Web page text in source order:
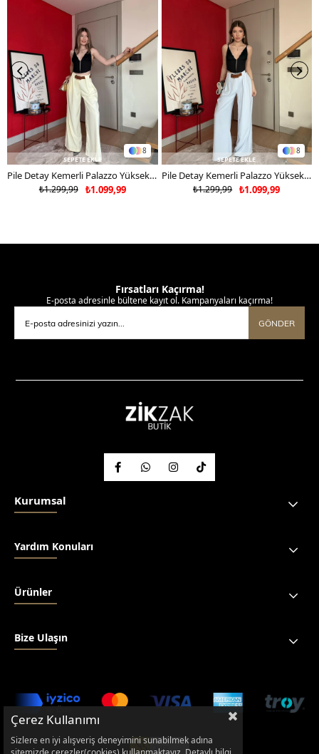
8
SEPETE EKLE
Pile Detay Kemerli Palazzo Yüksek Bel Pantolon Sarı 2081
₺1.099,99
₺1.299,99
8
SEPETE EKLE
Pile Detay Kemerli Palazzo Yüksek Bel Pantolon Mavi 2081
₺1.099,99
₺1.299,99
Fırsatları Kaçırma!
E-posta adresinle bültene kayıt ol. Kampanyaları kaçırma!
GÖNDER
Kurumsal
Yardım Konuları
Ürünler
Bize Ulaşın
Çerez Kullanımı
Sizlere en iyi alışveriş deneyimini sunabilmek adına